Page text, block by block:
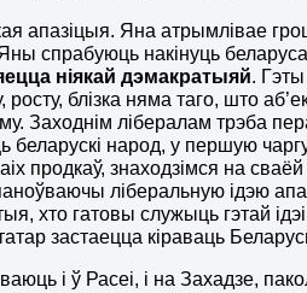
апазіцыя. Яна атрымлівае
спрабуюць накінуць
ніякай дэмакратыяй.
росту, блізка няма таго, што
Заходнім лібералам трэба
беларускі народ, у першую
продкаў, знаходзімся на
ліберальную ідэю
хто гатовы служыць гэтай
застаецца кіраваць
і ў Расеі, і на Захадзе,